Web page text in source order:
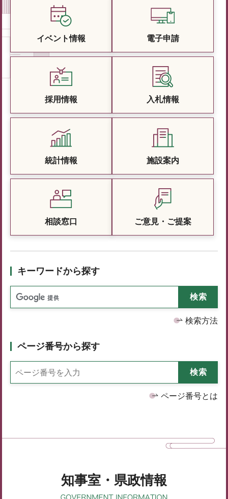
イベント情報 電子申請
採用情報 入札情報
統計情報 施設案内
相談窓口 ご意見・ご提案
キーワードから探す
検索方法
ページ番号から探す
ページ番号とは
知事室・県政情報